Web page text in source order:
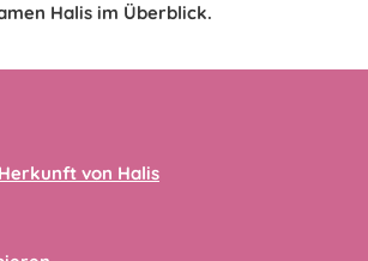
Halis im Überblick.
von Halis